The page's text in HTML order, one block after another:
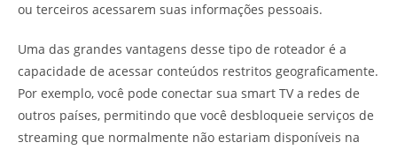
ou terceiros acessarem suas informações pessoais.
Uma das grandes vantagens desse tipo de roteador é a
capacidade de acessar conteúdos restritos geograficamente.
Por exemplo, você pode conectar sua smart TV a redes de
outros países, permitindo que você desbloqueie serviços de
streaming que normalmente não estariam disponíveis na